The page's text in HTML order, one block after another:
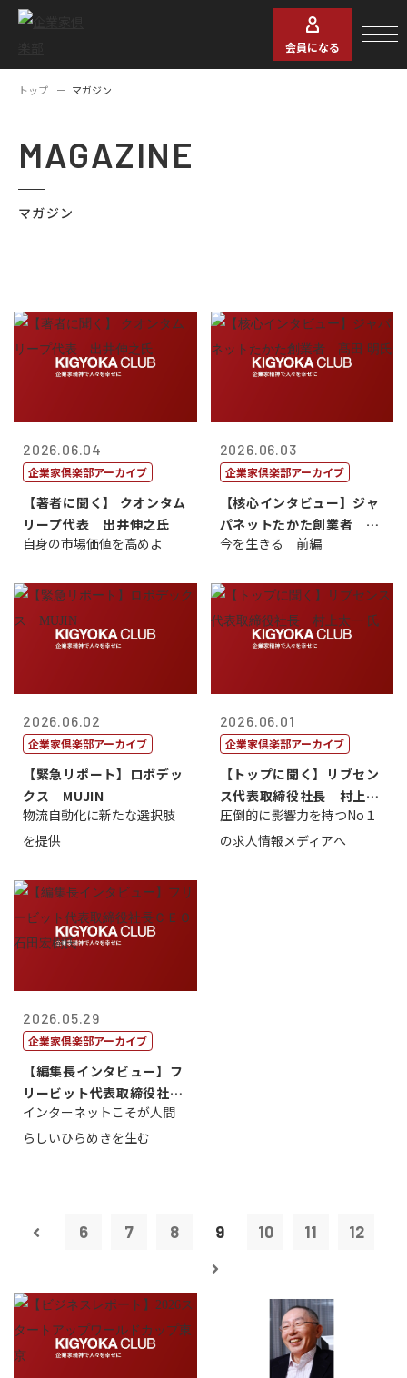
会員になる
トップ マガジン
MAGAZINE
マガジン
2026.06.04
企業家倶楽部アーカイブ
【著者に聞く】 クオンタム
リープ代表 出井伸之氏
自身の市場価値を高めよ
2026.06.03
企業家倶楽部アーカイブ
【核心インタビュー】ジャ
パネットたかた創業者 髙
田 明氏
今を生きる 前編
2026.06.02
企業家倶楽部アーカイブ
【緊急リポート】ロボデッ
クス MUJIN
物流自動化に新たな選択肢
を提供
2026.06.01
企業家倶楽部アーカイブ
【トップに聞く】リブセン
ス代表取締役社長 村上太
一 氏
圧倒的に影響力を持つNo１
の求人情報メディアへ
2026.05.29
企業家倶楽部アーカイブ
【編集長インタビュー】フ
リービット代表取締役社長
ＣＥＯ 石田...
インターネットこそが人間
らしいひらめきを生む
6 7 8 9 10 11 12